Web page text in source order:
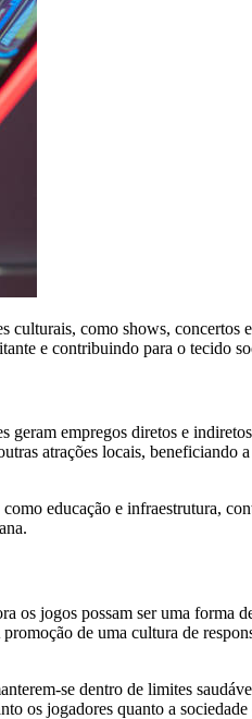
como shows,
e contribuindo para o tecido
empregos diretos e
atrações locais,
educação e infraestrutura,
os jogos possam ser uma forma
de uma cultura de
se dentro de limites
os jogadores quanto a